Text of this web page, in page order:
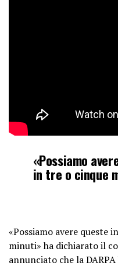
«Possiamo
in tre o cinque
«Possiamo avere queste
minuti» ha dichiarato il
annunciato che la